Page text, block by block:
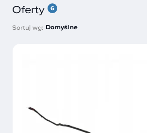
Oferty 6
Sortuj wg: Domyślne